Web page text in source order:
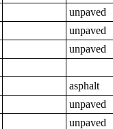
unpaved
unpaved
unpaved
asphalt
unpaved
unpaved